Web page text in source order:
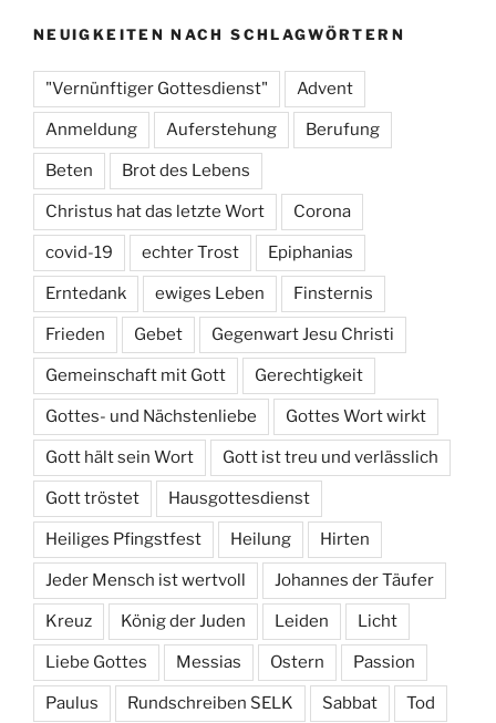
NEUIGKEITEN NACH SCHLAGWÖRTERN
"Vernünftiger Gottesdienst" Advent
Anmeldung Auferstehung Berufung
Beten Brot des Lebens
Christus hat das letzte Wort Corona
covid-19 echter Trost Epiphanias
Erntedank ewiges Leben Finsternis
Frieden Gebet Gegenwart Jesu Christi
Gemeinschaft mit Gott Gerechtigkeit
Gottes- und Nächstenliebe Gottes Wort wirkt
Gott hält sein Wort Gott ist treu und verlässlich
Gott tröstet Hausgottesdienst
Heiliges Pfingstfest Heilung Hirten
Jeder Mensch ist wertvoll Johannes der Täufer
Kreuz König der Juden Leiden Licht
Liebe Gottes Messias Ostern Passion
Paulus Rundschreiben SELK Sabbat Tod